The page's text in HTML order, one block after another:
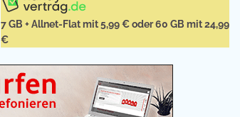
7 GB + Allnet-Flat mit 5,99 € oder 60 GB mit 24,99
€